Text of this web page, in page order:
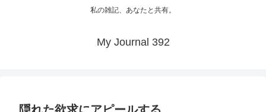
私の雑記、あなたと共有。
My Journal 392